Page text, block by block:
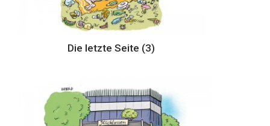
Die letzte Seite (3)